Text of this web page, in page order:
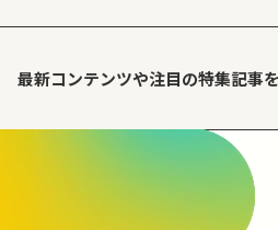
最新コンテンツや注目の特集記事